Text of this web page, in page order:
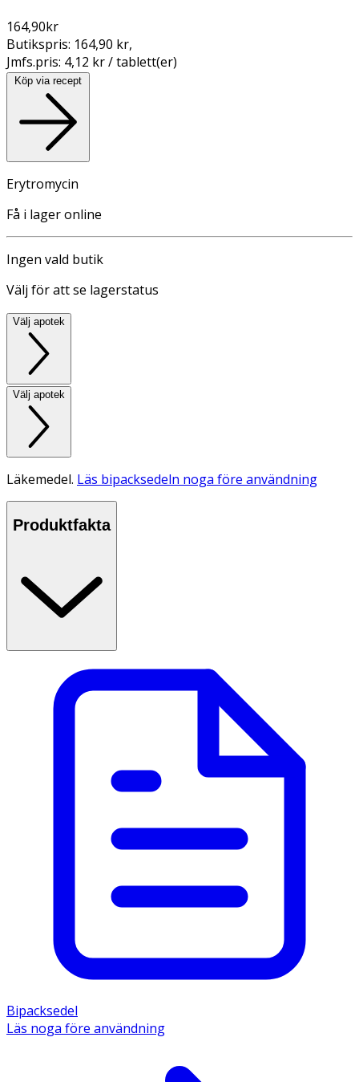
164,90kr
Butikspris: 164,90 kr,
Jmfs.pris: 4,12 kr / tablett(er)
Köp via recept
Erytromycin
Få i lager online
Ingen vald butik
Välj för att se lagerstatus
Välj apotek
Välj apotek
Läkemedel. Läs bipacksedeln noga före användning
Produktfakta
Bipacksedel
Läs noga före användning